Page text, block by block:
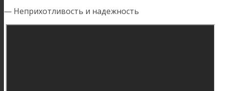
— Неприхотливость и надежность